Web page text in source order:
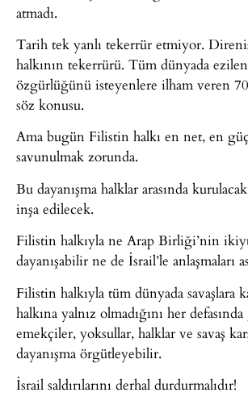
atmadı.
Tarih tek yanlı tekerrür etmiyor.
halkının tekerrürü. Tüm dünyada
özgürlüğünü isteyenlere ilham veren
söz konusu.
Ama bugün Filistin halkı en net, en
savunulmak zorunda.
Bu dayanışma halklar arasında
inşa edilecek.
Filistin halkıyla ne Arap Birliği’nin
dayanışabilir ne de İsrail’le anlaşmaları
Filistin halkıyla tüm dünyada savaşlara
halkına yalnız olmadığını her
emekçiler, yoksullar, halklar ve savaş
dayanışma örgütleyebilir.
İsrail saldırılarını derhal durdurmalıdır!